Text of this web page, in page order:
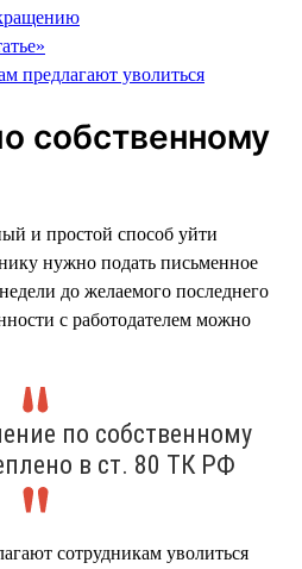
предлагают уволиться
собственному
и простой способ уйти
нужно подать письменное
до желаемого последнего
с работодателем можно
по собственному
в ст. 80 ТК РФ
сотрудникам уволиться